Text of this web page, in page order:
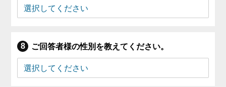
ご回答者様の性別を教えてください。